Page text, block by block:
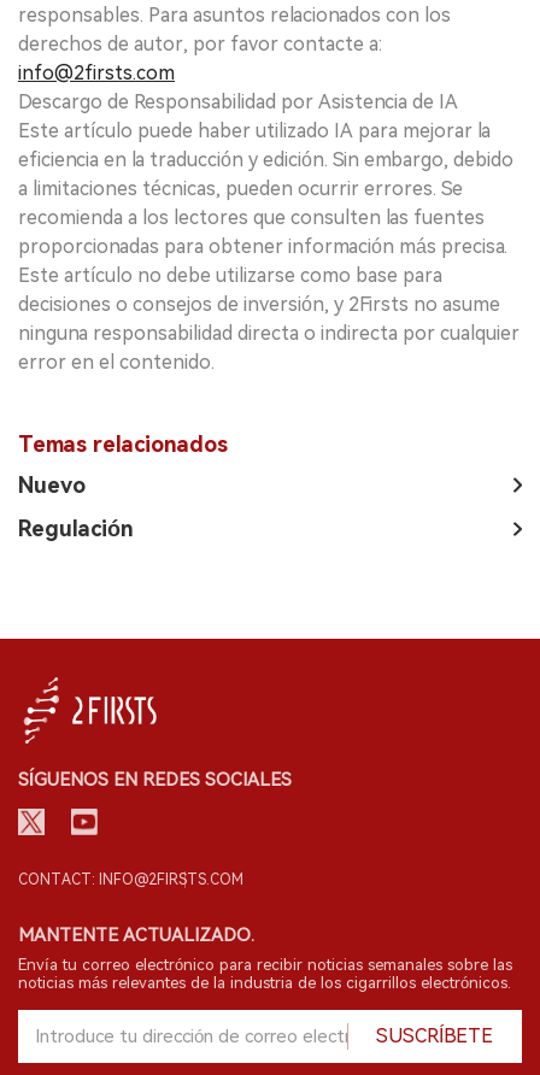
responsables. Para asuntos relacionados con los
derechos de autor, por favor contacte a:
info@2firsts.com
Descargo de Responsabilidad por Asistencia de IA
Este artículo puede haber utilizado IA para mejorar la
eficiencia en la traducción y edición. Sin embargo, debido
a limitaciones técnicas, pueden ocurrir errores. Se
recomienda a los lectores que consulten las fuentes
proporcionadas para obtener información más precisa.
Este artículo no debe utilizarse como base para
decisiones o consejos de inversión, y 2Firsts no asume
ninguna responsabilidad directa o indirecta por cualquier
error en el contenido.
Temas relacionados
Nuevo
Regulación
SÍGUENOS EN REDES SOCIALES
CONTACT: INFO@2FIRSTS.COM
MANTENTE ACTUALIZADO.
Envía tu correo electrónico para recibir noticias semanales sobre las
noticias más relevantes de la industria de los cigarrillos electrónicos.
SUSCRÍBETE